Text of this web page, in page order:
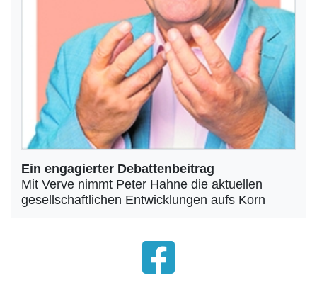
Ein engagierter Debattenbeitrag
Mit Verve nimmt Peter Hahne die aktuellen
gesellschaftlichen Entwicklungen aufs Korn